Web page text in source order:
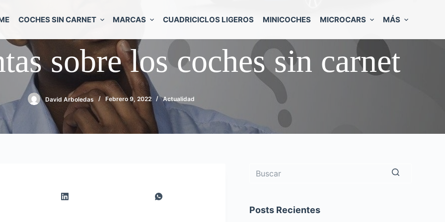
COCHES SIN CARNET MARCAS CUADRICICLOS LIGEROS MINICOCHES MICROCARS MÁS
sobre los coches sin carnet
David Arboledas Febrero 9, 2022 Actualidad
Posts Recientes